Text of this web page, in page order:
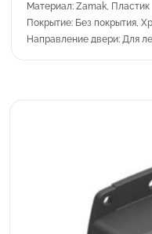
Материал: Zamak, Пластик
Покрытие: Без покрытия,
Направление двери: Для